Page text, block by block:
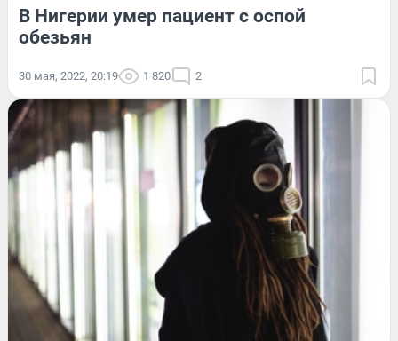
В Нигерии умер пациент с оспой
обезьян
30 мая, 2022, 20:19 1 820 2